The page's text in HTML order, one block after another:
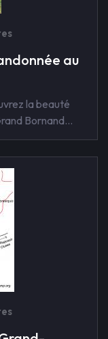
au
la beauté
Bornand…